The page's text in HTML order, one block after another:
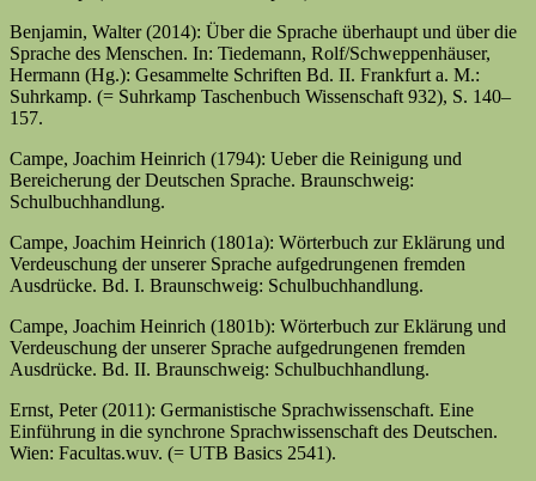
Benjamin, Walter (2014): Über die Sprache überhaupt und über die
Sprache des Menschen. In: Tiedemann, Rolf/Schweppenhäuser,
Hermann (Hg.): Gesammelte Schriften Bd. II. Frankfurt a. M.:
Suhrkamp. (= Suhrkamp Taschenbuch Wissenschaft 932), S. 140–
157.
Campe, Joachim Heinrich (1794): Ueber die Reinigung und
Bereicherung der Deutschen Sprache. Braunschweig:
Schulbuchhandlung.
Campe, Joachim Heinrich (1801a): Wörterbuch zur Eklärung und
Verdeuschung der unserer Sprache aufgedrungenen fremden
Ausdrücke. Bd. I. Braunschweig: Schulbuchhandlung.
Campe, Joachim Heinrich (1801b): Wörterbuch zur Eklärung und
Verdeuschung der unserer Sprache aufgedrungenen fremden
Ausdrücke. Bd. II. Braunschweig: Schulbuchhandlung.
Ernst, Peter (2011): Germanistische Sprachwissenschaft. Eine
Einführung in die synchrone Sprachwissenschaft des Deutschen.
Wien: Facultas.wuv. (= UTB Basics 2541).